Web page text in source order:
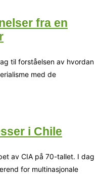
fra en
til forståelsen av hvordan
med de
i Chile
av CIA på 70-tallet. I dag
for multinasjonale